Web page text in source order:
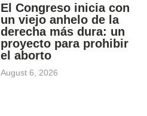
El Congreso inicia con
un viejo anhelo de la
derecha más dura: un
proyecto para prohibir
el aborto
August 6, 2026